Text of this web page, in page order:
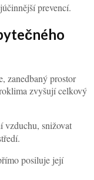
prevencí.
zanedbaný prostor
zvyšují celkový
vzduchu, snižovat
posiluje její